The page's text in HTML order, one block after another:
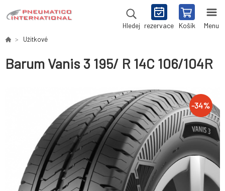
Hledej rezervace Košík Menu
Užitkové
Barum Vanis 3 195/ R 14C 106/104R
-34%